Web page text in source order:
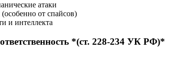
атаки
от спайсов)
и интеллекта
*(ст. 228-234 УК РФ)*